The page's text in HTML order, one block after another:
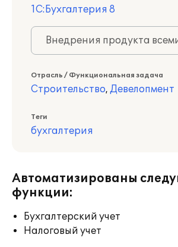
1С:Бухгалтерия 8
Внедрения продукта
Отрасль / Функциональная задача
Строительство, Девелопмент
Теги
бухгалтерия
Автоматизированы
функции:
Бухгалтерский учет
Налоговый учет